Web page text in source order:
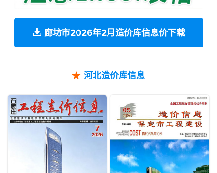
廊坊市2026年2月造价库信息价下载
河北造价库信息